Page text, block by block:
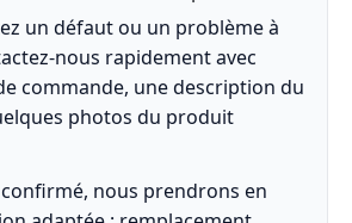
un défaut ou un problème à
nous rapidement avec
commande, une description du
photos du produit
nous prendrons en